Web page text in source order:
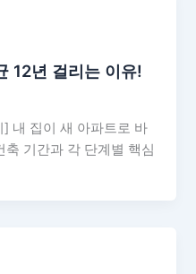
12년 걸리는 이유!
내 집이 새 아파트로 바
기간과 각 단계별 핵심